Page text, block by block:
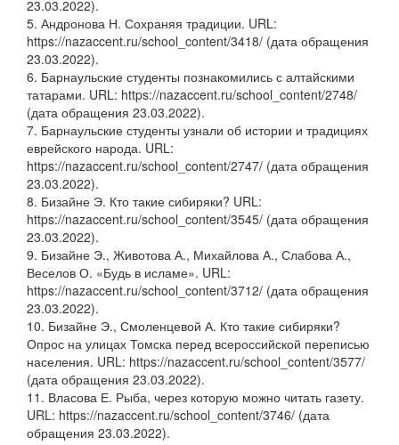
23.03.2022).
5. Андронова Н. Сохраняя традиции. URL:
https://nazaccent.ru/school_content/3418/ (дата обращения
23.03.2022).
6. Барнаульские студенты познакомились с алтайскими
татарами. URL: https://nazaccent.ru/school_content/2748/
(дата обращения 23.03.2022).
7. Барнаульские студенты узнали об истории и традициях
еврейского народа. URL:
https://nazaccent.ru/school_content/2747/ (дата обращения
23.03.2022).
8. Бизайне Э. Кто такие сибиряки? URL:
https://nazaccent.ru/school_content/3545/ (дата обращения
23.03.2022).
9. Бизайне Э., Животова А., Михайлова А., Слабова А.,
Веселов О. «Будь в исламе». URL:
https://nazaccent.ru/school_content/3712/ (дата обращения
23.03.2022).
10. Бизайне Э., Смоленцевой А. Кто такие сибиряки?
Опрос на улицах Томска перед всероссийской переписью
населения. URL: https://nazaccent.ru/school_content/3577/
(дата обращения 23.03.2022).
11. Власова Е. Рыба, через которую можно читать газету.
URL: https://nazaccent.ru/school_content/3746/ (дата
обращения 23.03.2022).